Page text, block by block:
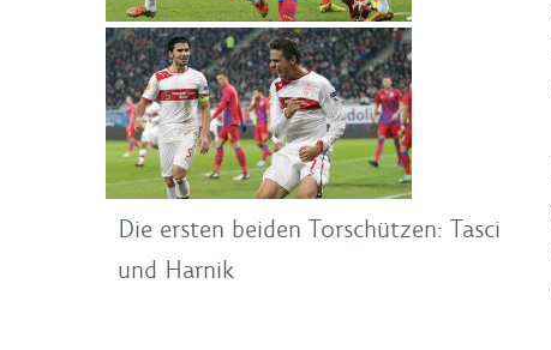
Die ersten beiden Torschützen: Tasci
und Harnik